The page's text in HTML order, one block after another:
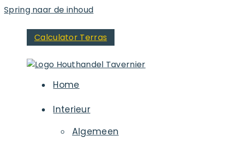
Spring naar de inhoud
Calculator Terras
Home
Interieur
Algemeen